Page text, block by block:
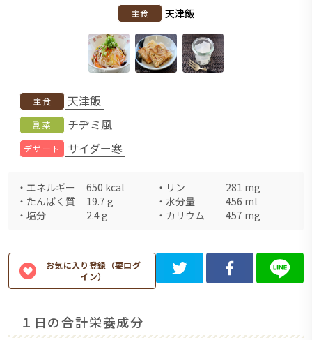
主食 天津飯
主食 天津飯
副菜 チヂミ風
デザート サイダー寒
・ エネルギー 650 kcal ・ リン 281 mg
・ たんぱく質 19.7 g ・ 水分量 456 ml
・ 塩分 2.4g ・ カリウム 457 mg
お気に入り登録（要ログ
イン）
１日の合計栄養成分